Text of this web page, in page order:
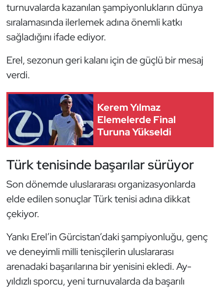
turnuvalarda kazanılan şampiyonlukların dünya
sıralamasında ilerlemek adına önemli katkı
sağladığını ifade ediyor.
Erel, sezonun geri kalanı için de güçlü bir mesaj
verdi.
Kerem Yılmaz
Elemelerde Final
Turuna Yükseldi
Türk tenisinde başarılar sürüyor
Son dönemde uluslararası organizasyonlarda
elde edilen sonuçlar Türk tenisi adına dikkat
çekiyor.
Yankı Erel’in Gürcistan’daki şampiyonluğu, genç
ve deneyimli milli tenisçilerin uluslararası
arenadaki başarılarına bir yenisini ekledi. Ay-
yıldızlı sporcu, yeni turnuvalarda da başarılı
Karate
Kempo
Kick Boks
Kürek
Motor Sporları
Okçuluk
Optimist